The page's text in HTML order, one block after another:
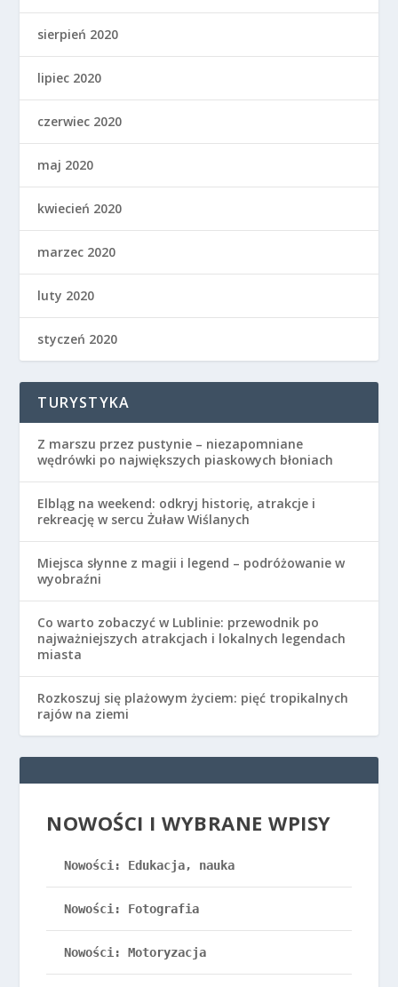
sierpień 2020
lipiec 2020
czerwiec 2020
maj 2020
kwiecień 2020
marzec 2020
luty 2020
styczeń 2020
TURYSTYKA
Z marszu przez pustynie – niezapomniane
wędrówki po największych piaskowych błoniach
Elbląg na weekend: odkryj historię, atrakcje i
rekreację w sercu Żuław Wiślanych
Miejsca słynne z magii i legend – podróżowanie w
wyobraźni
Co warto zobaczyć w Lublinie: przewodnik po
najważniejszych atrakcjach i lokalnych legendach
miasta
Rozkoszuj się plażowym życiem: pięć tropikalnych
rajów na ziemi
NOWOŚCI I WYBRANE WPISY
Nowości: Edukacja, nauka
Nowości: Fotografia
Nowości: Motoryzacja